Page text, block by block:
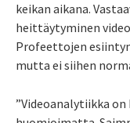
keikan aikana.
heittäytyminen
Profeettojen
mutta ei siihen
”Videoanalytiikka